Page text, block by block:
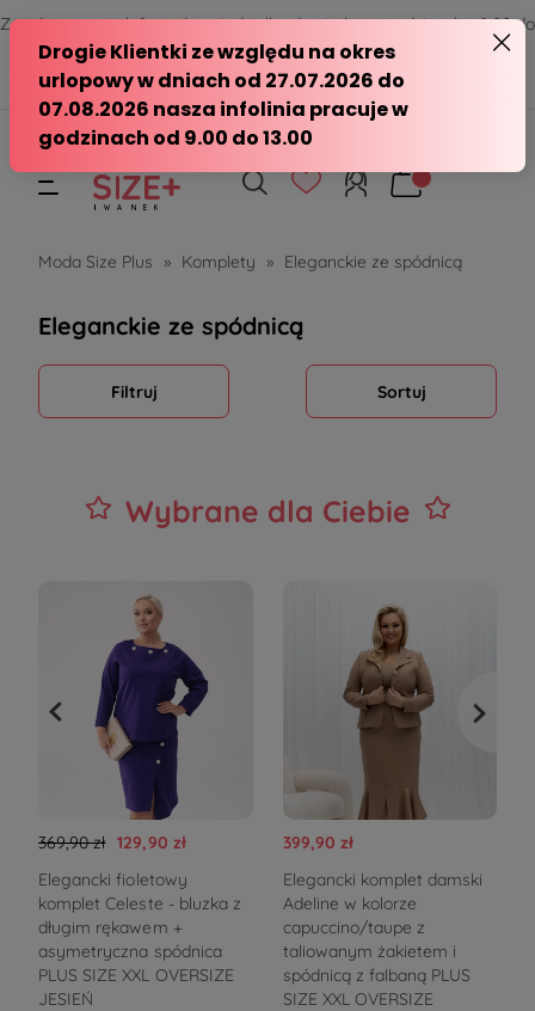
Zamów przez telefon od poniedziałku do piątku w godzinach - 8:00 do
15:00
570 390 351
sklep@modasizeplus.pl
Moda Size Plus » Komplety » Eleganckie ze spódnicą
Eleganckie ze spódnicą
Filtruj Sortuj
Wybrane dla Ciebie
369,90 zł 129,90 zł
Elegancki fioletowy
komplet Celeste - bluzka z
długim rękawem +
asymetryczna spódnica
PLUS SIZE XXL OVERSIZE
JESIEŃ
399,90 zł
Elegancki komplet damski
Adeline w kolorze
capuccino/taupe z
taliowanym żakietem i
spódnicą z falbaną PLUS
SIZE XXL OVERSIZE